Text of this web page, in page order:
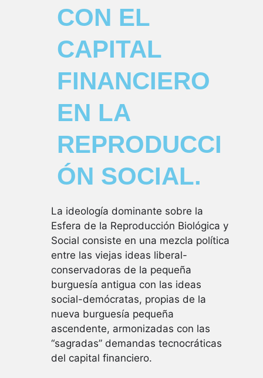
CON EL
CAPITAL
FINANCIERO
EN LA
REPRODUCCI
ÓN SOCIAL.
La ideología dominante sobre la
Esfera de la Reproducción Biológica y
Social consiste en una mezcla política
entre las viejas ideas liberal-
conservadoras de la pequeña
burguesía antigua con las ideas
social-demócratas, propias de la
nueva burguesía pequeña
ascendente, armonizadas con las
“sagradas” demandas tecnocráticas
del capital financiero.